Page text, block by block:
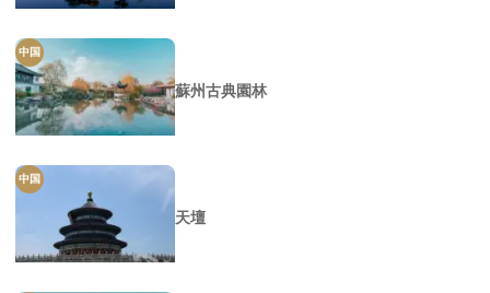
中国
蘇州古典園林
中国
天壇